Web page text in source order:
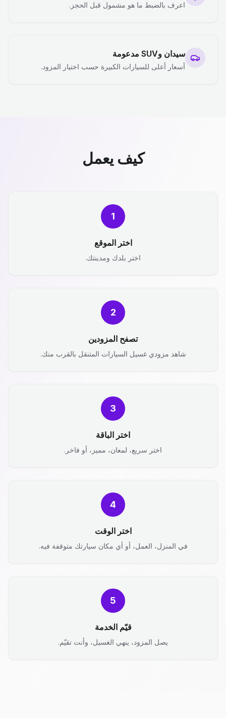
اعرف بالضبط ما هو مشمول قبل الحجز.
سيدان وSUV مدعومة
أسعار أعلى للسيارات الكبيرة حسب اختيار المزود.
كيف يعمل
1
اختر الموقع
اختر بلدك ومدينتك.
2
تصفح المزودين
شاهد مزودي غسيل السيارات المتنقل بالقرب منك.
3
اختر الباقة
اختر سريع، لمعان، مميز، أو فاخر.
4
اختر الوقت
في المنزل، العمل، أو أي مكان سيارتك متوقفة فيه.
5
قيّم الخدمة
يصل المزود، ينهي الغسيل، وأنت تقيّم.